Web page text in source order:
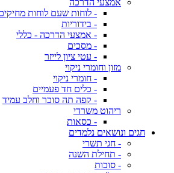
אמצעי הדרכה
- לוחות שעם לוחות
- בידוריות
- אמצעי הדרכה - כללי
- מסכים
- עטי ציון לייזר
מזון וחומרי ניקוי
- חומרי ניקוי
- כלים חד פעמיים
- קפה תה סוכר וחלב עמיד
ריהוט משרדי
- כסאות
חגים ונושאים נלמדים
- חגי תשרי
- תחילת השנה
- סוכות